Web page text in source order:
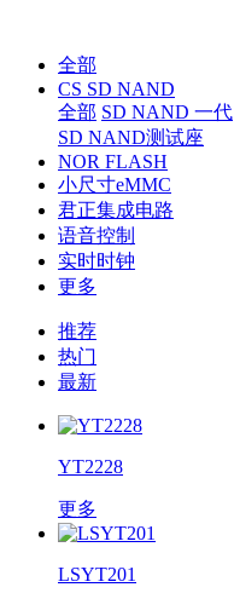
全部
CS SD NAND
全部 SD NAND 一代
SD NAND测试座
NOR FLASH
小尺寸eMMC
君正集成电路
语音控制
实时时钟
更多
推荐
热门
最新
YT2228
更多
LSYT201